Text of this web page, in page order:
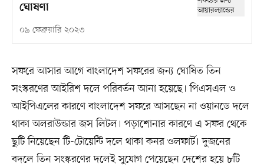
ঘোষণা
০৯ ফেব্রুয়ারি ২০২৩
সফরে আসার আগে বাংলাদেশ সফরের জন্য ঘোষিত তিন
সংস্করণের আইরিশ দলে পরিবর্তন আনা হয়েছে। পিএসএল ও
আইপিএলের কারণে বাংলাদেশ সফরে আসছেন না ওয়ানডে দলে
থাকা অলরাউন্ডার জস লিটল। পড়াশোনার কারণে এ সফর থেকে
ছুটি নিয়েছেন টি-টোয়েন্টি দলে থাকা কনর ওলফার্ট। দুজনের
বদলে তিন সংস্করণের দলেই সুযোগ পেয়েছেন দেশের হয়ে ৮টি